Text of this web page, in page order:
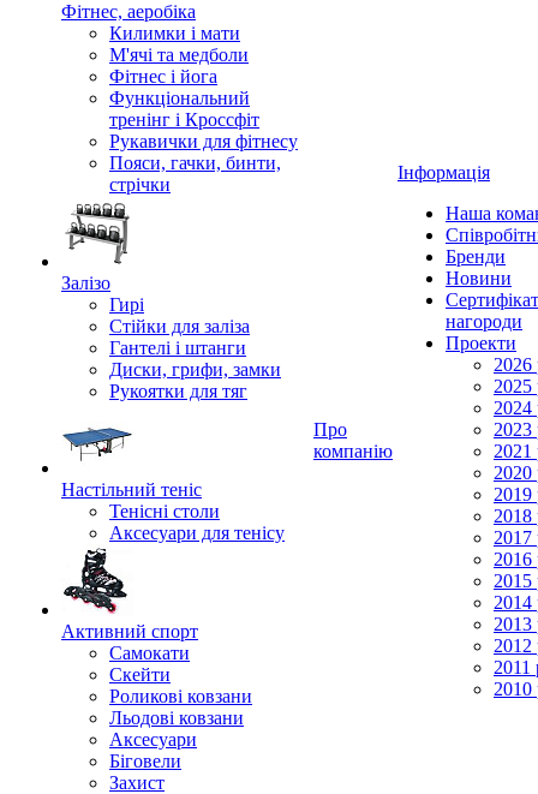
Фітнес, аеробіка
Килимки і мати
М'ячі та медболи
Фітнес і йога
Функціональний
тренінг і Кроссфіт
Рукавички для фітнесу
Пояси, гачки, бинти,
стрічки
Залізо
Гирі
Стійки для заліза
Гантелі і штанги
Диски, грифи, замки
Рукоятки для тяг
Настільний теніс
Тенісні столи
Аксесуари для тенісу
Активний спорт
Самокати
Скейти
Роликові ковзани
Льодові ковзани
Аксесуари
Біговели
Захист
Про
компанію
Інформація
Наша
Бренди
Новини
нагороди
Проекти
2026
2025
2024
2023
2021
2020
2019
2018
2017
2016
2015
2014
2013
2012
2011
2010